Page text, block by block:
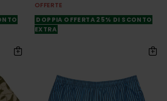
OFFERTE
DOPPIA OFFERTA 25% DI SCONTO
EXTRA